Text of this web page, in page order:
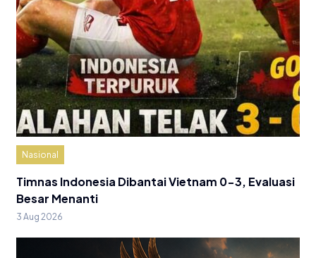
Nasional
Timnas Indonesia Dibantai Vietnam 0-3, Evaluasi
Besar Menanti
3 Aug 2026